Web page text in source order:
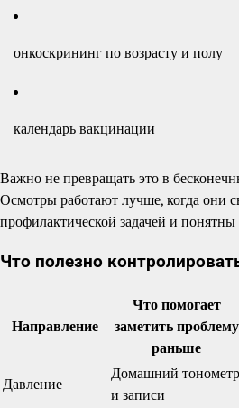
онкоскрининг по возрасту и полу
календарь вакцинации
Важно не превращать это в
Осмотры работают лучше, когда они
профилактической задачей и
Что полезно
Направление
Что помогает
заметить проблему
раньше
Давление
Домашний тонометр
и записи